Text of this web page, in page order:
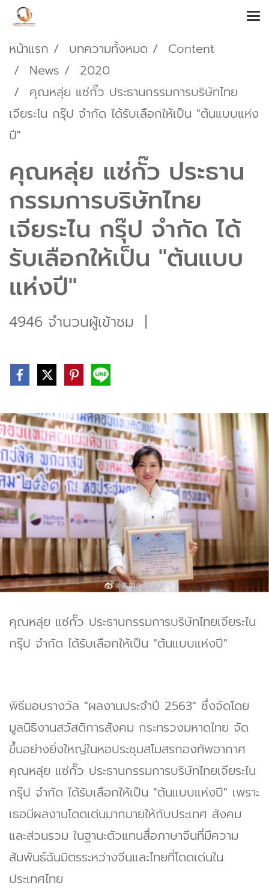
หน้าแรก บทความทั้งหมด
Content
News
2020
คุณหลุ่ย แซ่กั๊ว ประธานกรรมการบริษัทไทย
เจียระไน กรุ๊ป จำกัด ได้รับเลือกให้เป็น "ต้นแบบแห่ง
ปี"
คุณหลุ่ย แซ่กั๊ว ประธาน
กรรมการบริษัทไทย
เจียระไน กรุ๊ป จำกัด ได้
รับเลือกให้เป็น "ต้นแบบ
แห่งปี"
4946 จำนวนผู้เข้าชม |
คุณหลุ่ย แซ่กั๊ว ประธานกรรมการบริษัทไทยเจียระไน
กรุ๊ป จำกัด ได้รับเลือกให้เป็น "ต้นแบบแห่งปี"
พิธีมอบรางวัล "ผลงานประจำปี 2563" ซึ่งจัดโดย
มูลนิธิงานสวัสดิการสังคม กระทรวงมหาดไทย จัด
ขึ้นอย่างยิ่งใหญ่ในหอประชุมสโมสรกองทัพอากาศ
คุณหลุ่ย แซ่กั๊ว ประธานกรรมการบริษัทไทยเจียระไน
กรุ๊ป จำกัด ได้รับเลือกให้เป็น "ต้นแบบแห่งปี" เพราะ
เธอมีผลงานโดดเด่นมากมายให้กับประเทศ สังคม
และส่วนรวม ในฐานะตัวแทนสื่อภาษาจีนที่มีความ
สัมพันธ์ฉันมิตรระหว่างจีนและไทยที่โดดเด่นใน
ประเทศไทย